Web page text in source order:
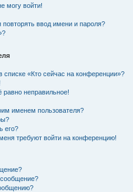
могу войти!
ввод имени и пароля?
списке «Кто сейчас на конференции»?
неправильное!
именем пользователя?
его?
требуют войти на конференцию!
сообщение?